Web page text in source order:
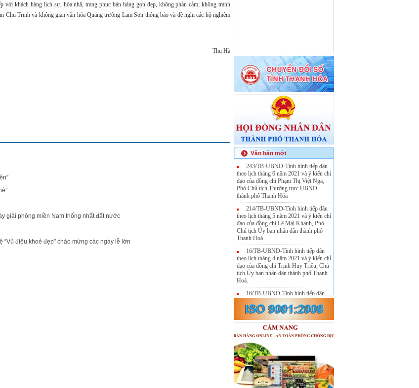
với khách hàng lịch sự, hòa nhã, trang phục bán hàng gọn đẹp, không phản cảm; không tranh
Chu Trinh và không gian văn hóa Quảng trường Lam Sơn thông báo và đề nghị các hộ nghiêm
Thu Hà
giải phóng miền Nam thống nhất đất nước
điệu khoẻ đẹp” chào mừng các ngày lễ lớn
Văn bản mới
243/TB-UBND-Tình hình tiếp dân
theo lịch tháng 6 năm 2021 và ý kiến chỉ
đạo của đồng chí Phạm Thị Việt Nga,
Phó Chủ tịch Thường trực UBND
thành phố Thanh Hóa
214/TB-UBND-Tình hình tiếp dân
theo lịch tháng 5 năm 2021 và ý kiến chỉ
đạo của đồng chí Lê Mai Khanh, Phó
Chủ tịch Ủy ban nhân dân thành phố
Thanh Hoá
16/TB-UBND-Tình hình tiếp dân
theo lịch tháng 4 năm 2021 và ý kiến chỉ
đạo của đồng chí Trịnh Huy Triều, Chủ
tịch Ủy ban nhân dân thành phố Thanh
Hoá.
16/TB-UBND-Tình hình tiếp dân
đạo của đồng chí Trịnh Huy Triều, Chủ
tịch Ủy ban nhân dân thành phố Thanh
108/TB-UBND-Tình hình tiếp dân
theo lịch tháng 3 năm 2021 và ý kiến chỉ
đạo của đồng chí Nguyễn Văn Hùng,
Phó Chủ tịch Ủy ban nhân dân thành
phố Thanh Hoá.